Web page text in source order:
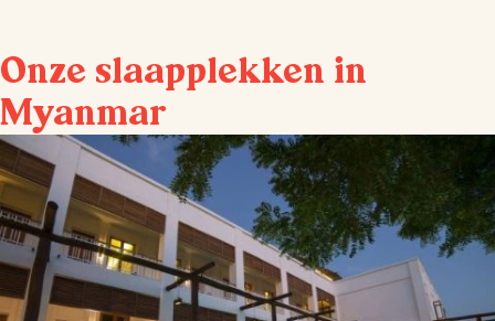
Onze slaapplekken in
Myanmar